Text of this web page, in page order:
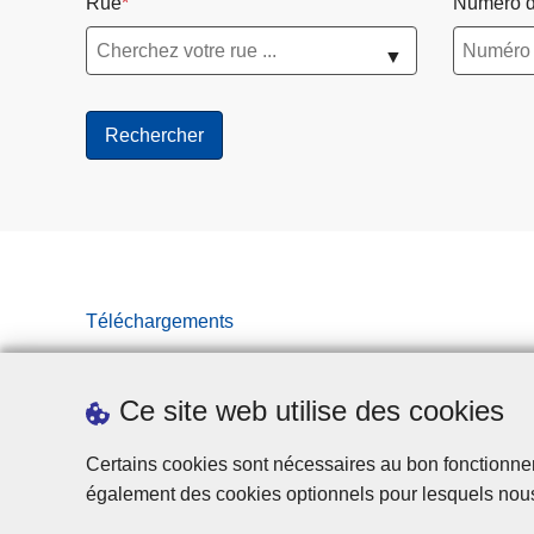
Ce site web utilise des cookies
Certains cookies sont nécessaires au bon
également des cookies optionnels pour lesquels
▼
Téléchargements